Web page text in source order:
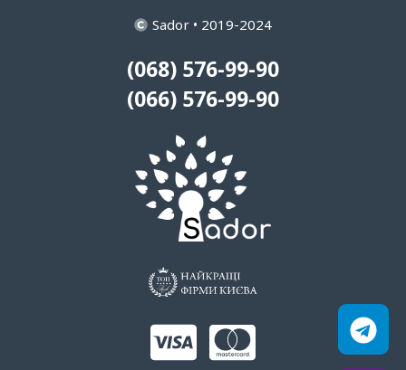
Sador • 2019-2024
(068) 576-99-90
(066) 576-99-90